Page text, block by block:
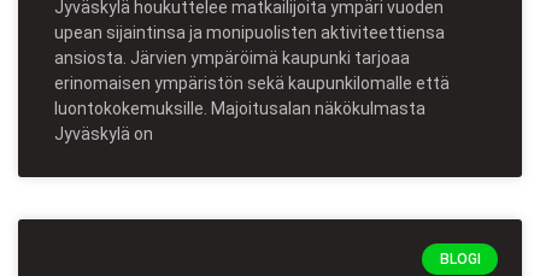
Jyväskylä houkuttelee matkailijoita ympäri vuoden
upean sijaintinsa ja monipuolisten aktiviteettiensa
ansiosta. Järvien ympäröimä kaupunki tarjoaa
erinomaisen ympäristön sekä kaupunkilomalle että
luontokokemuksille. Majoitusalan näkökulmasta
Jyväskylä on
BLOGI